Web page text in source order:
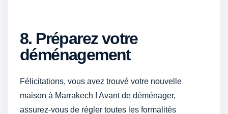
8. Préparez votre
déménagement
Félicitations, vous avez trouvé votre nouvelle
maison à Marrakech ! Avant de déménager,
assurez-vous de régler toutes les formalités